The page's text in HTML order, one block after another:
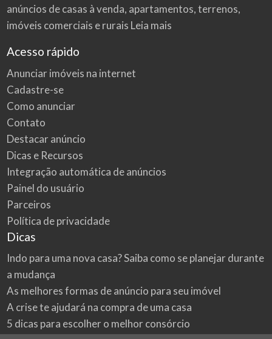
anúncios de casas à venda, apartamentos, terrenos,
imóveis comerciais e rurais Leia mais
Acesso rápido
Anunciar imóveis na internet
Cadastre-se
Como anunciar
Contato
Destacar anúncio
Dicas e Recursos
Integração automática de anúncios
Painel do usuário
Parceiros
Política de privacidade
Dicas
Indo para uma nova casa? Saiba como se planejar durante
a mudança
As melhores formas de anúncio para seu imóvel
A crise te ajudará na compra de uma casa
5 dicas para escolher o melhor consórcio